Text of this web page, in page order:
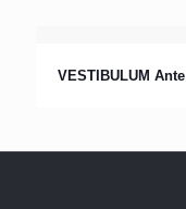
VESTIBULUM Ante